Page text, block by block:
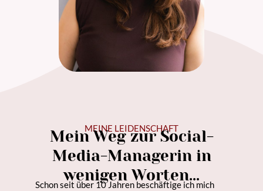
MEINE LEIDENSCHAFT
Mein Weg zur Social-
Media-Managerin in
wenigen Worten…
Schon seit über 10 Jahren beschäftige ich mich